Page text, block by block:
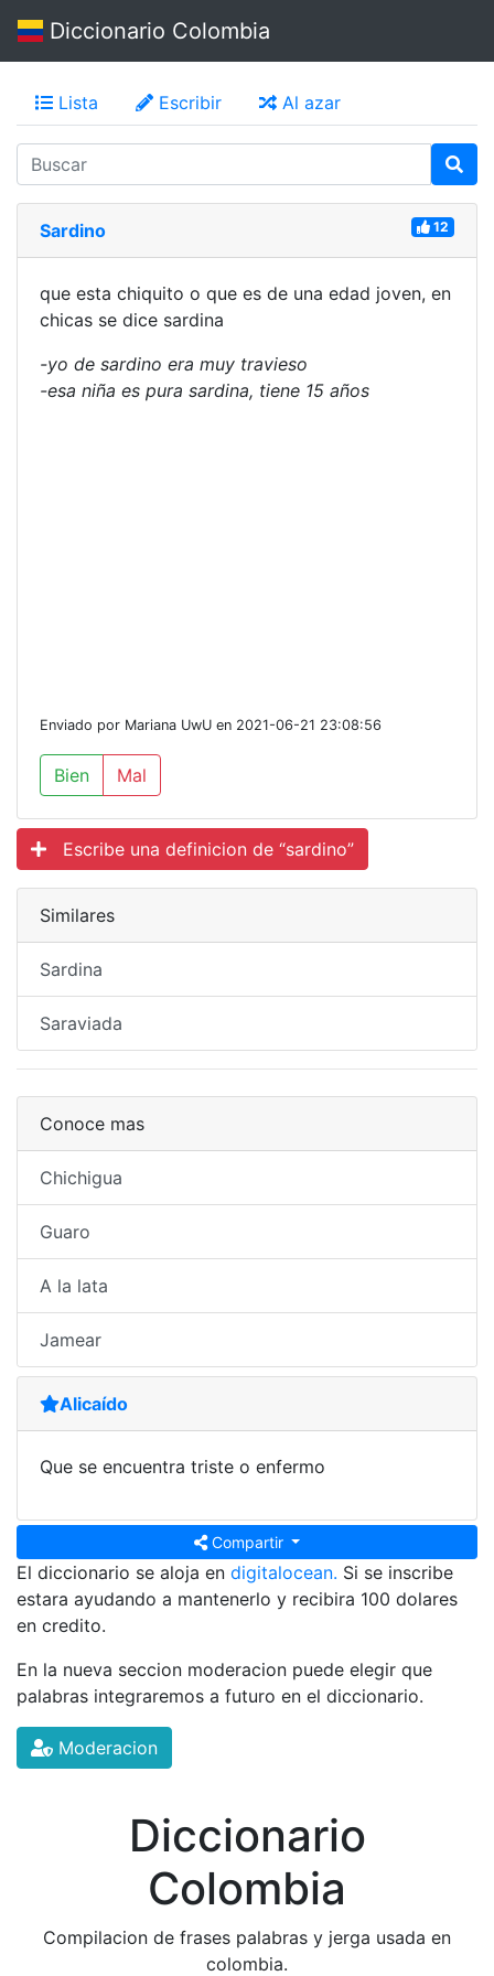
Diccionario Colombia
Lista Escribir Al azar
Sardino 12
que esta chiquito o que es de una edad joven, en
chicas se dice sardina
-yo de sardino era muy travieso
-esa niña es pura sardina, tiene 15 años
Enviado por Mariana UwU en 2021-06-21 23:08:56
Bien Mal
Escribe una definicion de “sardino”
Similares
Sardina
Saraviada
Conoce mas
Chichigua
Guaro
A la lata
Jamear
Alicaído
Que se encuentra triste o enfermo
Compartir
El diccionario se aloja en digitalocean. Si se inscribe
estara ayudando a mantenerlo y recibira 100 dolares
en credito.
En la nueva seccion moderacion puede elegir que
palabras integraremos a futuro en el diccionario.
Moderacion
Diccionario
Colombia
Compilacion de frases palabras y jerga usada en
colombia.